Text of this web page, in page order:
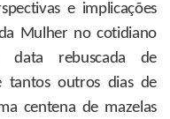
e implicações
Mulher no cotidiano
data rebuscada de
tantos outros dias de
centena de mazelas